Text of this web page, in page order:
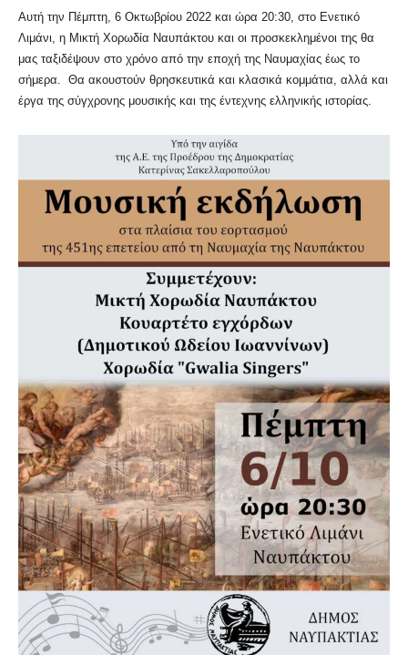
Αυτή την Πέμπτη, 6 Οκτωβρίου 2022 και ώρα 20:30, στο Ενετικό
Λιμάνι, η Μικτή Χορωδία Ναυπάκτου και οι προσκεκλημένοι της θα
μας ταξιδέψουν στο χρόνο από την εποχή της Ναυμαχίας έως το
σήμερα. Θα ακουστούν θρησκευτικά και κλασικά κομμάτια, αλλά και
έργα της σύγχρονης μουσικής και της έντεχνης ελληνικής ιστορίας.